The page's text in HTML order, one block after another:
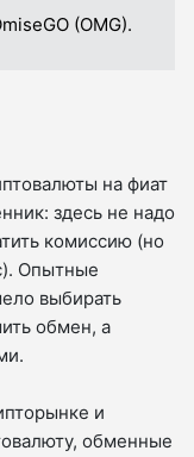
(OMG).
на фиат
здесь не надо
комиссию (но
Опытные
выбирать
обмен, а
и
обменные